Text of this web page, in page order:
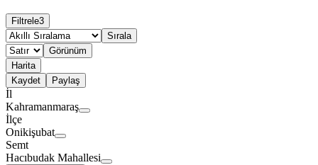
Filtrele3
Sırala
Görünüm
Harita
Kaydet
Paylaş
İl
Kahramanmaraş
İlçe
Onikişubat
Semt
Hacıbudak Mahallesi